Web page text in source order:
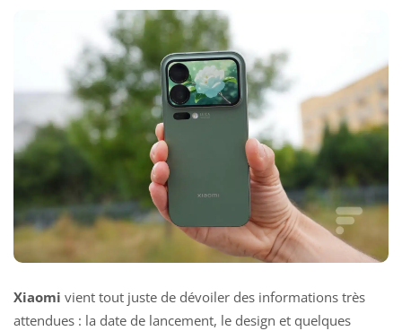
Xiaomi vient tout juste de dévoiler des informations très
attendues : la date de lancement, le design et quelques